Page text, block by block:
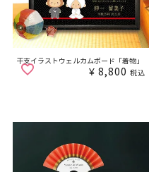
干支イラストウェルカムボード「着物」
¥ 8,800 税込